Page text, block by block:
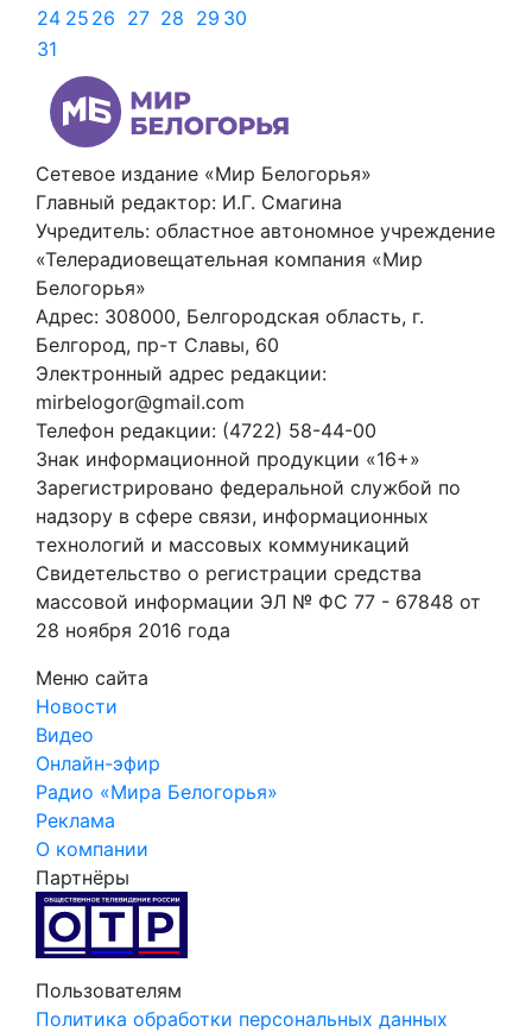
24 25 26 27 28 29 30
31
Сетевое издание «Мир Белогорья»
Главный редактор: И.Г. Смагина
Учредитель: областное автономное учреждение
«Телерадиовещательная компания «Мир
Белогорья»
Адрес: 308000, Белгородская область, г.
Белгород, пр-т Славы, 60
Электронный адрес редакции:
mirbelogor@gmail.com
Телефон редакции: (4722) 58-44-00
Знак информационной продукции «16+»
Зарегистрировано федеральной службой по
надзору в сфере связи, информационных
технологий и массовых коммуникаций
Свидетельство о регистрации средства
массовой информации ЭЛ № ФС 77 - 67848 от
28 ноября 2016 года
Меню сайта
Новости
Видео
Онлайн-эфир
Радио «Мира Белогорья»
Реклама
О компании
Партнёры
Пользователям
Политика обработки персональных данных